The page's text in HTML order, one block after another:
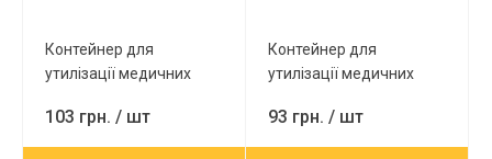
Контейнер для
утилізації медичних
103 грн. / шт
Контейнер для
утилізації медичних
93 грн. / шт